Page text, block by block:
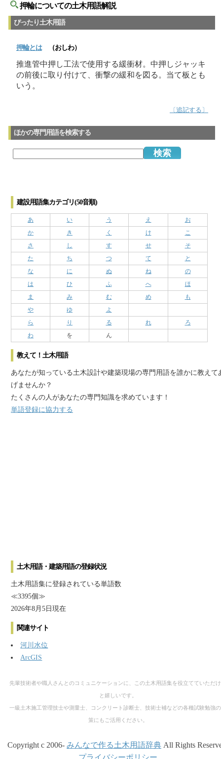
押輪についての土木用語解説
ぴったり土木用語
押輪とは（おしわ）
推進管中押し工法で使用する緩衝材。中押しジャッキ
の前後に取り付けて、衝撃の緩和を図る。当て板とも
いう。
〔追記する〕
ほかの専門用語を検索する
建設用語集カテゴリ(50音順)
あ い う え
お
か
き く け
こ
さ
し す せ
そ
た
ち つ て
と
な
に ぬ ね
の
は
ひ ふ へ
ほ
ま
み む め
も
や
ゆ
よ
ら
り る れ
ろ
わ
を ん
教えて！土木用語
あなたが知っている土木設計や建築現場の専門用語を誰かに教えて
げませんか？
たくさんの人があなたの専門知識を求めています！
単語登録に協力する
土木用語・建築用語の登録状況
土木用語集に登録されている単語数
≪3395個≫
2026年8月5日現在
関連サイト
河川水位
ArcGIS
先輩技術者や職人さんとのコミュニケーションに、この土木用語集を役立てていただ
と嬉しいです。
一級土木施工管理技士や測量士、コンクリート診断士、技術士補などの各種試験勉強
策にもご活用ください。
Copyright c 2006- みんなで作る土木用語辞典 All Rights
プライバシーポリシー